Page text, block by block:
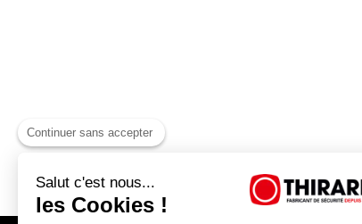
Continuer sans accepter
Salut c'est nous...
les Cookies !